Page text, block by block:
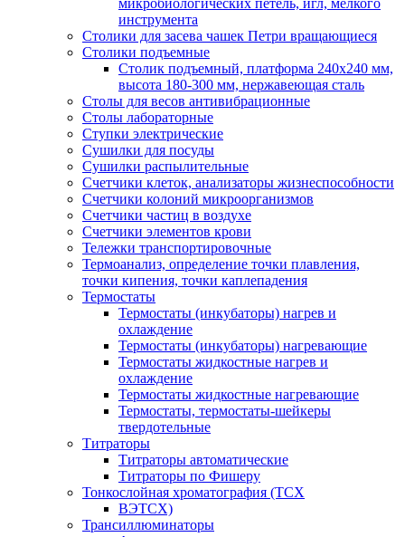
микробиологических петель, игл, мелкого
инструмента
Столики для засева чашек Петри вращающиеся
Столики подъемные
Столик подъемный, платформа 240х240 мм,
высота 180-300 мм, нержавеющая сталь
Столы для весов антивибрационные
Столы лабораторные
Ступки электрические
Сушилки для посуды
Сушилки распылительные
Счетчики клеток, анализаторы жизнеспособности
Счетчики колоний микроорганизмов
Счетчики частиц в воздухе
Счетчики элементов крови
Тележки транспортировочные
Термоанализ, определение точки плавления,
точки кипения, точки каплепадения
Термостаты
Термостаты (инкубаторы) нагрев и
охлаждение
Термостаты (инкубаторы) нагревающие
Термостаты жидкостные нагрев и
охлаждение
Термостаты жидкостные нагревающие
Термостаты, термостаты-шейкеры
твердотельные
Титраторы
Титраторы автоматические
Титраторы по Фишеру
Тонкослойная хроматография (ТСХ
ВЭТСХ)
Трансиллюминаторы